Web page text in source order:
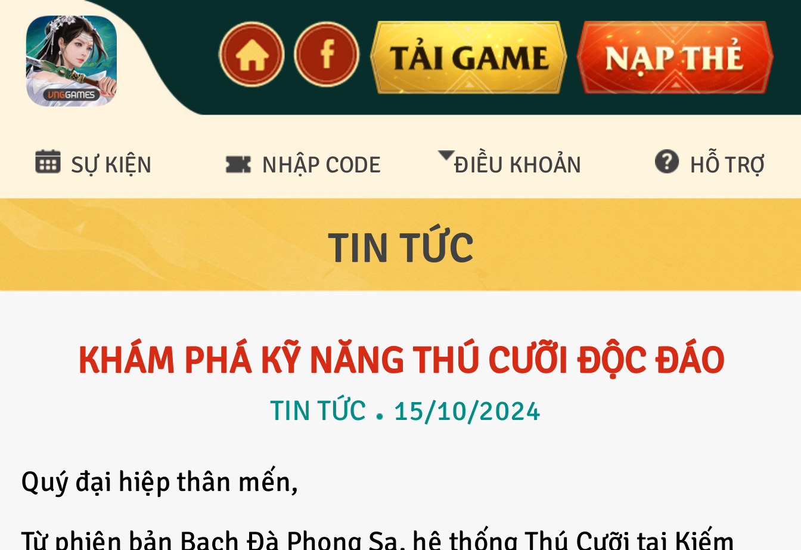
TIN TỨC
KHÁM PHÁ KỸ NĂNG THÚ CƯỠI ĐỘC ĐÁO
TIN TỨC 15/10/2024
Quý đại hiệp thân mến,
Từ phiên bản Bạch Đà Phong Sa, hệ thống Thú Cưỡi tại Kiếm
SỰ KIỆN NHẬP CODE ĐIỀU KHOẢN
CS Bảo mật
HỖ TRỢ